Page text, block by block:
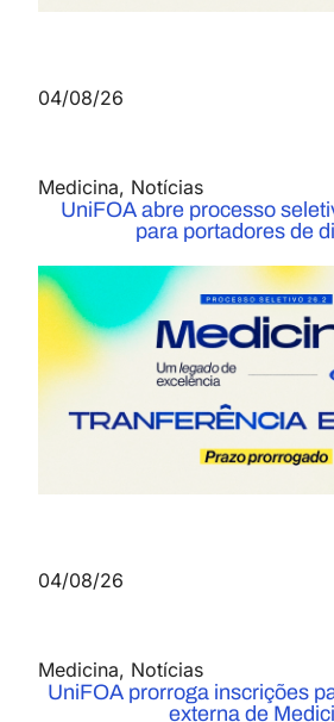
04/08/26
Medicina, Notícias
UniFOA abre processo
para portadores de
04/08/26
Medicina, Notícias
UniFOA prorroga inscrições
externa de